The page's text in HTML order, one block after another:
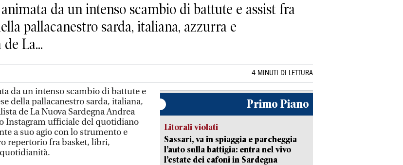
da un intenso scambio di battute e assist fra
pallacanestro sarda, italiana, azzurra e
La...
4 MINUTI DI LETTURA
da un intenso scambio di battute e
della pallacanestro sarda, italiana,
de La Nuova Sardegna Andrea
Instagram ufficiale del quotidiano
a suo agio con lo strumento e
repertorio fra basket, libri,
Primo Piano
Litorali violati
Sassari, va in spiaggia e parcheggia
l’auto sulla battigia: entra nel vivo
l’estate dei cafoni in Sardegna